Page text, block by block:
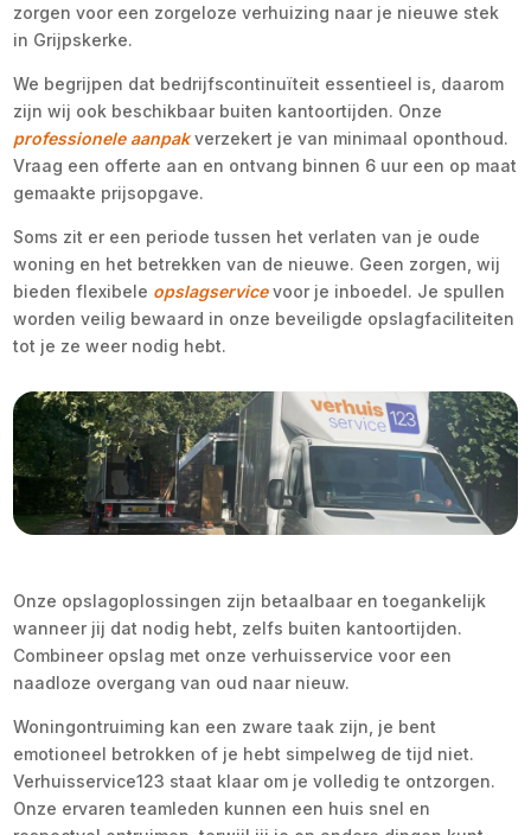
zorgen voor een zorgeloze verhuizing naar je nieuwe stek
in Grijpskerke.
We begrijpen dat bedrijfscontinuïteit essentieel is, daarom
zijn wij ook beschikbaar buiten kantoortijden. Onze
professionele aanpakverzekert je van minimaal oponthoud.
Vraag een offerte aan en ontvang binnen 6 uur een op maat
gemaakte prijsopgave.
Soms zit er een periode tussen het verlaten van je oude
woning en het betrekken van de nieuwe. Geen zorgen, wij
bieden flexibele opslagservicevoor je inboedel. Je spullen
worden veilig bewaard in onze beveiligde opslagfaciliteiten
tot je ze weer nodig hebt.
Onze opslagoplossingen zijn betaalbaar en toegankelijk
wanneer jij dat nodig hebt, zelfs buiten kantoortijden.
Combineer opslag met onze verhuisservice voor een
naadloze overgang van oud naar nieuw.
Woningontruiming kan een zware taak zijn, je bent
emotioneel betrokken of je hebt simpelweg de tijd niet.
Verhuisservice123 staat klaar om je volledig te ontzorgen.
Onze ervaren teamleden kunnen een huis snel en